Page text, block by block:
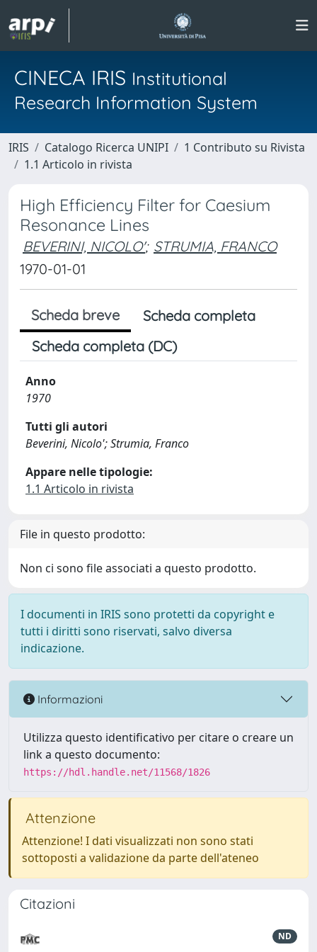
CINECA IRIS Institutional
Research Information System
IRIS Catalogo Ricerca UNIPI
1 Contributo su Rivista
1.1 Articolo in rivista
High Efficiency Filter for Caesium
Resonance Lines
BEVERINI, NICOLO'; STRUMIA, FRANCO
1970-01-01
Scheda breve
Scheda completa
Scheda completa (DC)
Anno
1970
Tutti gli autori
Beverini, Nicolo'; Strumia, Franco
Appare nelle tipologie:
1.1 Articolo in rivista
File in questo prodotto:
Non ci sono file associati a questo prodotto.
I documenti in IRIS sono protetti da copyright e
tutti i diritti sono riservati, salvo diversa
indicazione.
Informazioni
Utilizza questo identificativo per citare o creare un
link a questo documento:
https://hdl.handle.net/11568/1826
Attenzione
Attenzione! I dati visualizzati non sono stati
sottoposti a validazione da parte dell'ateneo
Citazioni
ND